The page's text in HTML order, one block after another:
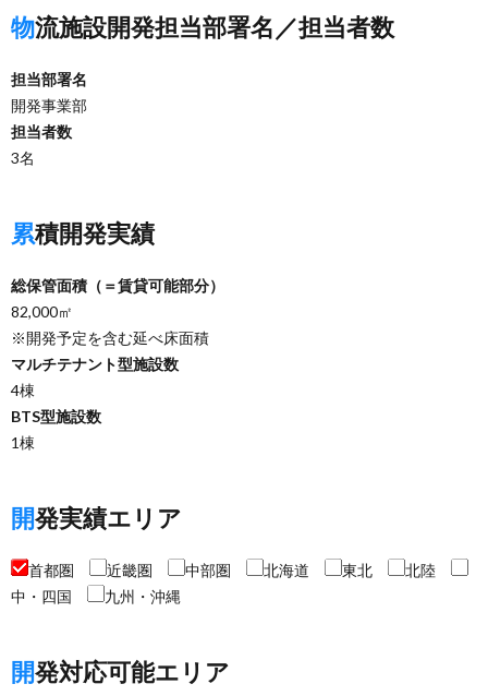
物流施設開発担当部署名／担当者数
担当部署名
開発事業部
担当者数
3名
累積開発実績
総保管面積（＝賃貸可能部分）
82,000㎡
※開発予定を含む延べ床面積
マルチテナント型施設数
4棟
BTS型施設数
1棟
開発実績エリア
首都圏 近畿圏 中部圏 北海道 東北
北陸
中・四国
九州・沖縄
開発対応可能エリア